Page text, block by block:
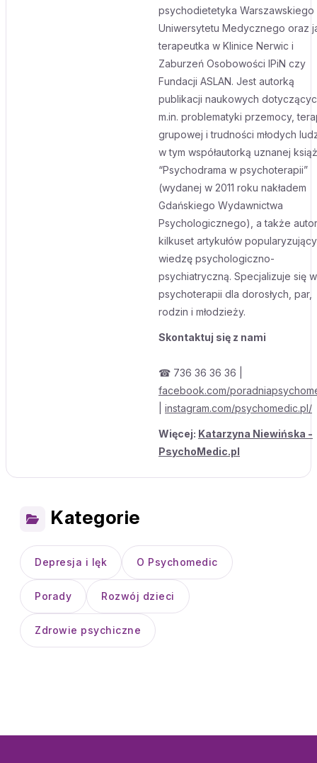
psychodietetyka Warszawskiego
Uniwersytetu Medycznego oraz
terapeutka w Klinice Nerwic i
Zaburzeń Osobowości IPiN czy
Fundacji ASLAN. Jest autorką
publikacji naukowych
m.in. problematyki przemocy,
grupowej i trudności młodych
w tym współautorką uznanej
“Psychodrama w psychoterapii”
(wydanej w 2011 roku nakładem
Gdańskiego Wydawnictwa
Psychologicznego), a także
kilkuset artykułów
wiedzę psychologiczno-
psychiatryczną. Specjalizuje się w
psychoterapii dla dorosłych, par,
rodzin i młodzieży.
Skontaktuj się z nami
☎ 736 36 36 36 |
facebook.com/
instagram.com/psychomedic.pl/
Więcej: Katarzyna Niewińska -
PsychoMedic.pl
Kategorie
Depresja i lęk O Psychomedic
Porady Rozwój dzieci
Zdrowie psychiczne